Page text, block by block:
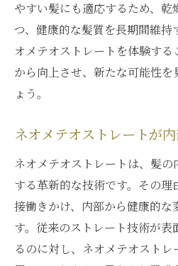
やすい髪にも適応するため、乾
つ、健康的な髪質を長期間維持
オメテオストレートを体験す
から向上させ、新たな可能性
ょう。
ネオメテオストレートが
ネオメテオストレートは、髪
する革新的な技術です。その
接働きかけ、内部から健康的な
す。従来のストレート技術が
るのに対し、ネオメテオスト